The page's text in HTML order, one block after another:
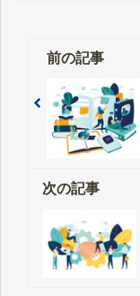
前の記事
次の記事